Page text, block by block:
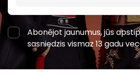
Abonējot jaunumus, jūs
sasniedzis vismaz 13 gadu